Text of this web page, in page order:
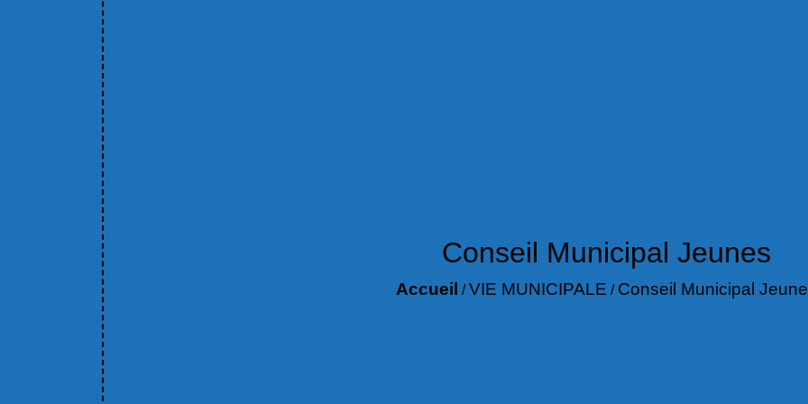
Conseil Municipal Jeunes
Accueil /VIE MUNICIPALE / Conseil Municipal